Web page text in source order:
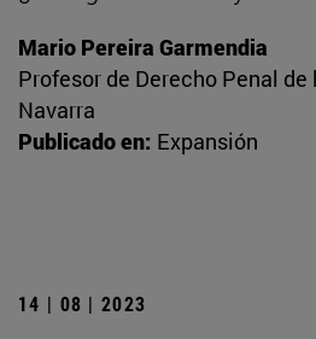
Mario Pereira Garmendia
Profesor de Derecho Penal
Navarra
Publicado en: Expansión
14 | 08 | 2023